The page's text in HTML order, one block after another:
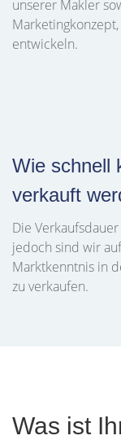
unserer Makler
entwickeln.
Wie schnell
verkauft
Die
jedoch sind wir
Marktkenntnis in
zu verkaufen.
Was ist